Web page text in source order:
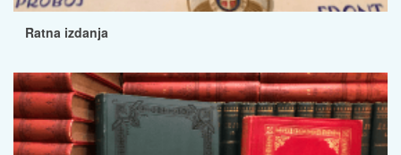
Ratna izdanja